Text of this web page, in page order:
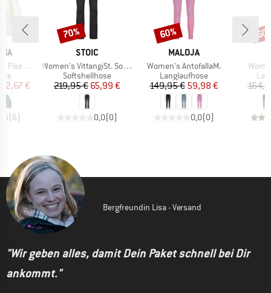
Hoody
Preis
62,67 €
(6)
MARKE
STOIC
Artikel
Women's VittangiSt. Softshell Pants
Produktgruppe
Softshellhose
Preis
219,95 €reduzierter Preis
65,99 €
0,0(0)
Rabatt
70%
MARKE
MALOJA
Artikel
Women's AntofallaM.
Produktgruppe
Langlaufhose
Preis
149,95 €reduzierter Preis
59,98 €
0,0(0)
Rabatt
60%
Artikel
Bergfreundin Lisa - Versand
"Wir geben alles, damit Dein Paket schnell bei Dir
ankommt."